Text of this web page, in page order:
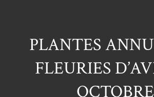
PLANTES
FLEURIES
OCTOBRE